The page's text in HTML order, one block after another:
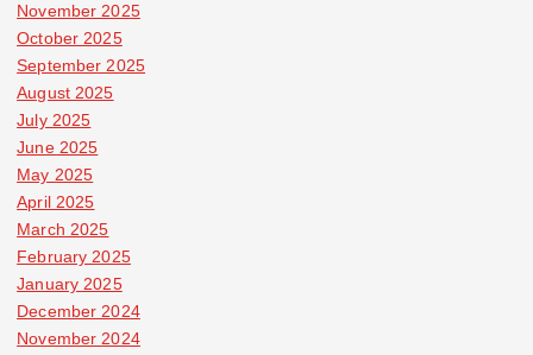
November 2025
October 2025
September 2025
August 2025
July 2025
June 2025
May 2025
April 2025
March 2025
February 2025
January 2025
December 2024
November 2024